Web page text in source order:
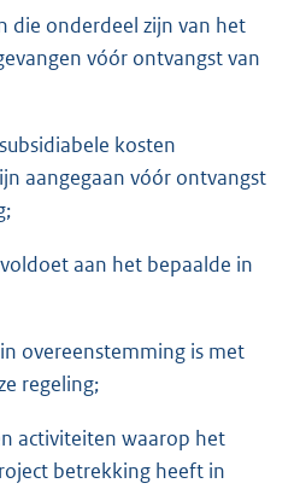
die onderdeel zijn van het
vóór ontvangst van
kosten
aangegaan vóór ontvangst
aan het bepaalde in
overeenstemming is met
regeling;
activiteiten waarop het
betrekking heeft in